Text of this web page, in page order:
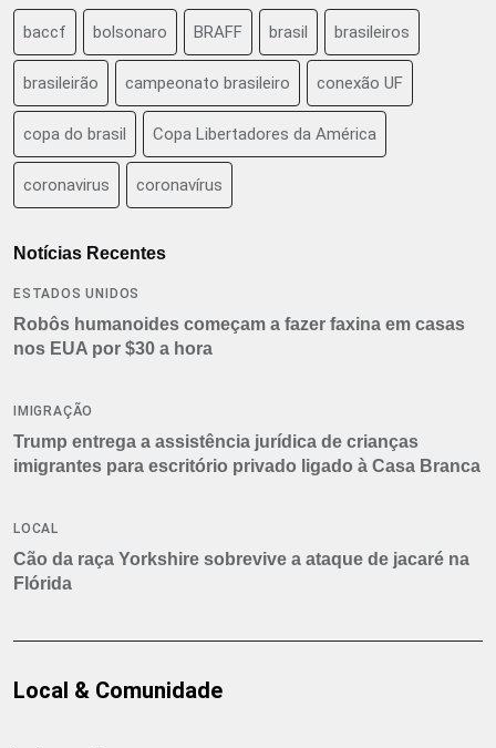
baccf bolsonaro BRAFF brasil brasileiros
brasileirão campeonato brasileiro conexão UF
copa do brasil Copa Libertadores da América
coronavirus coronavírus
Notícias Recentes
ESTADOS UNIDOS
Robôs humanoides começam a fazer faxina em casas
nos EUA por $30 a hora
IMIGRAÇÃO
Trump entrega a assistência jurídica de crianças
imigrantes para escritório privado ligado à Casa Branca
LOCAL
Cão da raça Yorkshire sobrevive a ataque de jacaré na
Flórida
Local & Comunidade